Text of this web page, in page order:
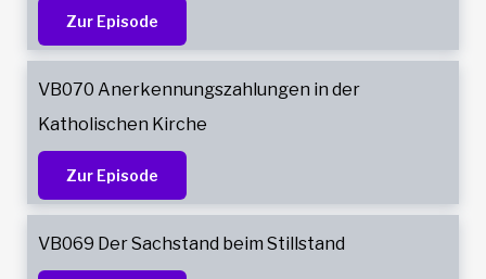
Zur Episode
VB070 Anerkennungszahlungen in der
Katholischen Kirche
Zur Episode
VB069 Der Sachstand beim Stillstand